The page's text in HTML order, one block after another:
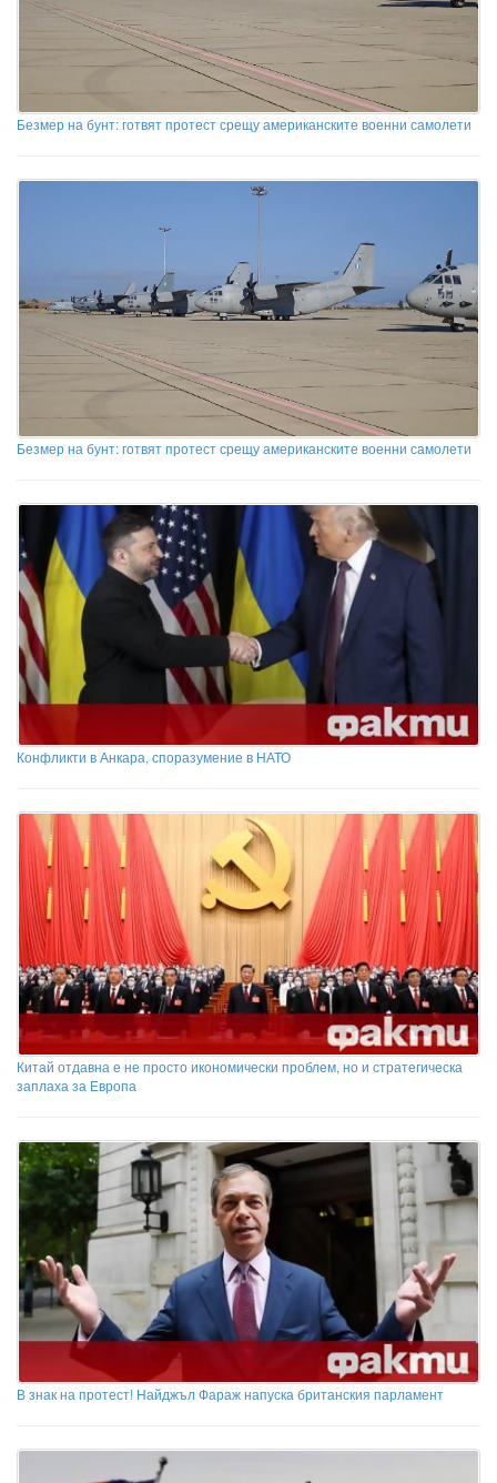
Безмер на бунт: готвят протест срещу американските военни самолети
Безмер на бунт: готвят протест срещу американските военни самолети
Конфликти в Анкара, споразумение в НАТО
Китай отдавна е не просто икономически проблем, но и стратегическа
заплаха за Европа
В знак на протест! Найджъл Фараж напуска британския парламент